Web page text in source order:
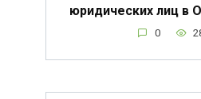
юридических лиц в
0